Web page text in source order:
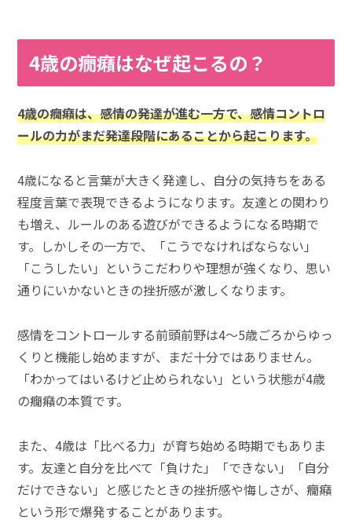
4歳の癇癪はなぜ起こるの？
4歳の癇癪は、感情の発達が進む一方で、感情コントロ
ールの力がまだ発達段階にあることから起こります。
4歳になると言葉が大きく発達し、自分の気持ちをある
程度言葉で表現できるようになります。友達との関わり
も増え、ルールのある遊びができるようになる時期で
す。しかしその一方で、「こうでなければならない」
「こうしたい」というこだわりや理想が強くなり、思い
通りにいかないときの挫折感が激しくなります。
感情をコントロールする前頭前野は4〜5歳ごろからゆっ
くりと機能し始めますが、まだ十分ではありません。
「わかってはいるけど止められない」という状態が4歳
の癇癪の本質です。
また、4歳は「比べる力」が育ち始める時期でもありま
す。友達と自分を比べて「負けた」「できない」「自分
だけできない」と感じたときの挫折感や悔しさが、癇癪
という形で爆発することがあります。